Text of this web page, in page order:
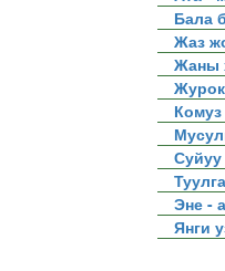
Бала
Жаз
Жаны
Эне -
Янги